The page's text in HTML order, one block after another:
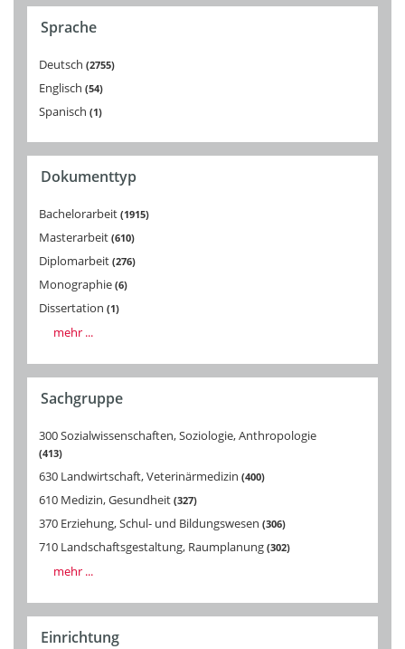
Sprache
Deutsch 2755
Englisch 54
Spanisch 1
Dokumenttyp
Bachelorarbeit 1915
Masterarbeit 610
Diplomarbeit 276
Monographie 6
Dissertation 1
mehr ...
Sachgruppe
300 Sozialwissenschaften, Soziologie, Anthropologie
413
630 Landwirtschaft, Veterinärmedizin 400
610 Medizin, Gesundheit 327
370 Erziehung, Schul- und Bildungswesen 306
710 Landschaftsgestaltung, Raumplanung 302
mehr ...
Einrichtung